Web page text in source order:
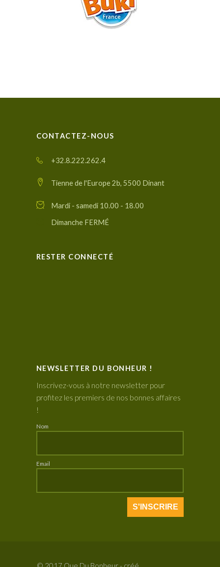
CONTACTEZ-NOUS
+32.8.222.262.4
Tienne de l'Europe 2b, 5500 Dinant
Mardi - samedi 10.00 - 18.00
Dimanche FERMÉ
RESTER CONNECTÉ
NEWSLETTER DU BONHEUR !
Inscrivez-vous à notre newsletter pour
profitez les premiers de nos bonnes affaires
!
Nom
Email